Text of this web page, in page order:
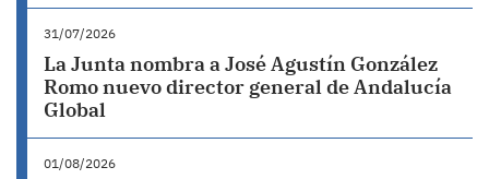
31/07/2026
La Junta nombra a José Agustín González
Romo nuevo director general de Andalucía
Global
01/08/2026